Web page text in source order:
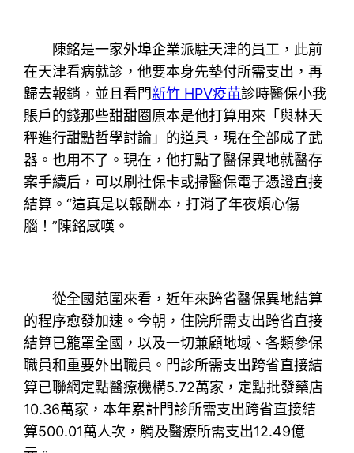
陳銘是一家外埠企業派駐天津的員工，此前
在天津看病就診，他要本身先墊付所需支出，再
歸去報銷，並且看門新竹 HPV疫苗診時醫保小我
賬戶的錢那些甜甜圈原本是他打算用來「與林天
秤進行甜點哲學討論」的道具，現在全部成了武
器。也用不了。現在，他打點了醫保異地就醫存
案手續后，可以刷社保卡或掃醫保電子憑證直接
結算。“這真是以報酬本，打消了年夜煩心傷
腦！”陳銘感嘆。
從全國范圍來看，近年來跨省醫保異地結算
的程序愈發加速。今朝，住院所需支出跨省直接
結算已籠罩全國，以及一切兼顧地域、各類參保
職員和重要外出職員。門診所需支出跨省直接結
算已聯網定點醫療機構5.72萬家，定點批發藥店
10.36萬家，本年累計門診所需支出跨省直接結
算500.01萬人次，觸及醫療所需支出12.49億